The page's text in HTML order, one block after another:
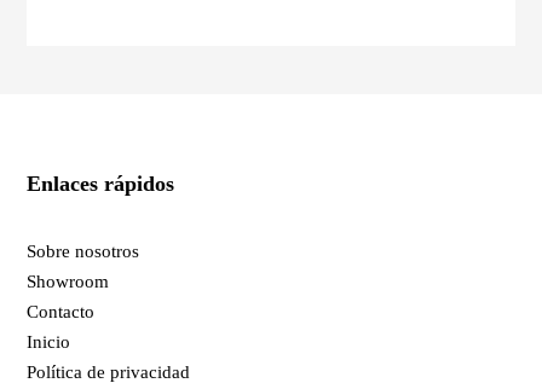
Enlaces rápidos
Sobre nosotros
Showroom
Contacto
Inicio
Política de privacidad